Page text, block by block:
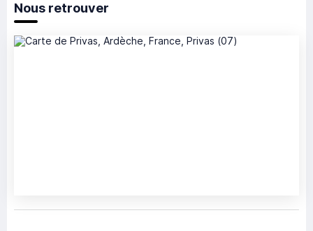
Nous retrouver